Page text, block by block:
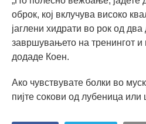
оброк, кој вклучува високо
јаглени хидрати во рок од два
завршувањето на тренингот и
додаде Коен.
Ако чувствувате болки во
пијте сокови од лубеница или